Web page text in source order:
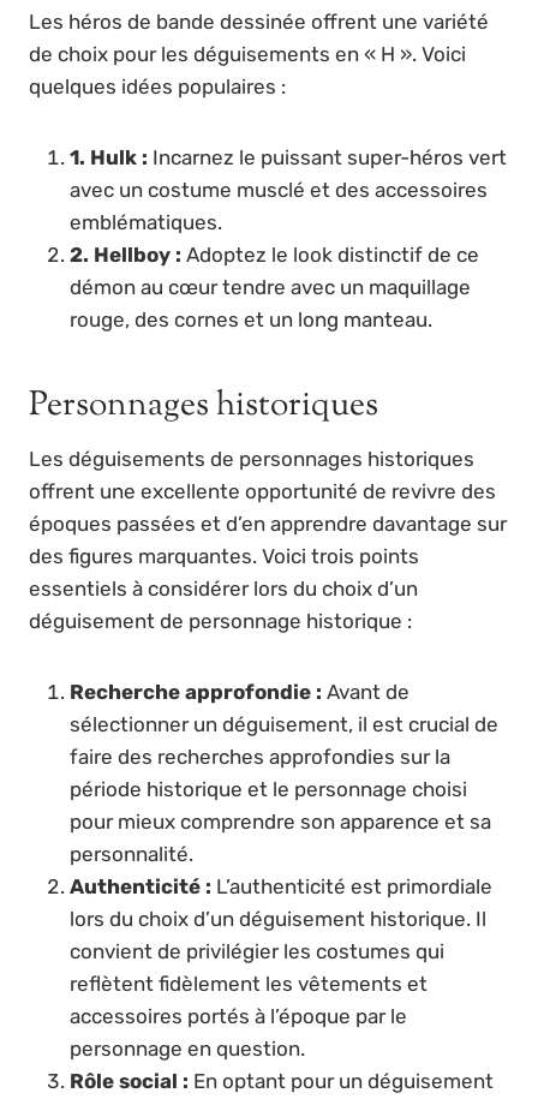
Les héros de bande dessinée offrent une variété
de choix pour les déguisements en « H ». Voici
quelques idées populaires :
1. Hulk : Incarnez le puissant super-héros vert
avec un costume musclé et des accessoires
emblématiques.
2. Hellboy : Adoptez le look distinctif de ce
démon au cœur tendre avec un maquillage
rouge, des cornes et un long manteau.
Personnages historiques
Les déguisements de personnages historiques
offrent une excellente opportunité de revivre des
époques passées et d’en apprendre davantage sur
des figures marquantes. Voici trois points
essentiels à considérer lors du choix d’un
déguisement de personnage historique :
Recherche approfondie : Avant de
sélectionner un déguisement, il est crucial de
faire des recherches approfondies sur la
période historique et le personnage choisi
pour mieux comprendre son apparence et sa
personnalité.
Authenticité : L’authenticité est primordiale
lors du choix d’un déguisement historique. Il
convient de privilégier les costumes qui
reflètent fidèlement les vêtements et
accessoires portés à l’époque par le
personnage en question.
Rôle social : En optant pour un déguisement